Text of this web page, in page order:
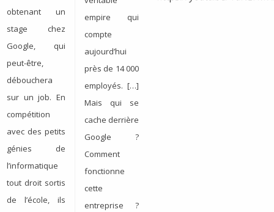
obtenant un
stage chez
Google, qui
peut-être,
débouchera
sur un job. En
compétition
avec des petits
génies de
l’informatique
tout droit sortis
de l’école, ils
empire qui
compte
aujourd’hui
près de 14 000
employés. […]
Mais qui se
cache derrière
Google ?
Comment
fonctionne
cette
entreprise ?